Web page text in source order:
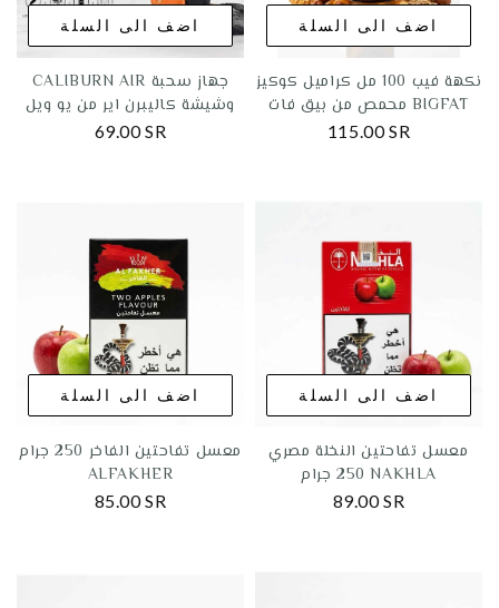
اضف الى السلة
CALIBURN AIR جهاز سحبة
وشيشة كاليبرن اير من يو ويل
69.00 SR
اضف الى السلة
نكهة فيب 100 مل كراميل كوكيز
محمص من بيق فات BIGFAT
115.00 SR
اضف الى السلة
معسل تفاحتين الفاخر 250 جرام
ALFAKHER
85.00 SR
اضف الى السلة
معسل تفاحتين النخلة مصري
250 جرام NAKHLA
89.00 SR